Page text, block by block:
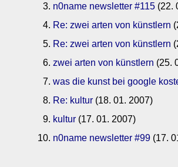
n0name newsletter #115 (22.
Re: zwei arten von künstlern
Re: zwei arten von künstlern
zwei arten von künstlern (25.
was die kunst bei google
Re: kultur (18. 01. 2007)
kultur (17. 01. 2007)
n0name newsletter #99 (17.